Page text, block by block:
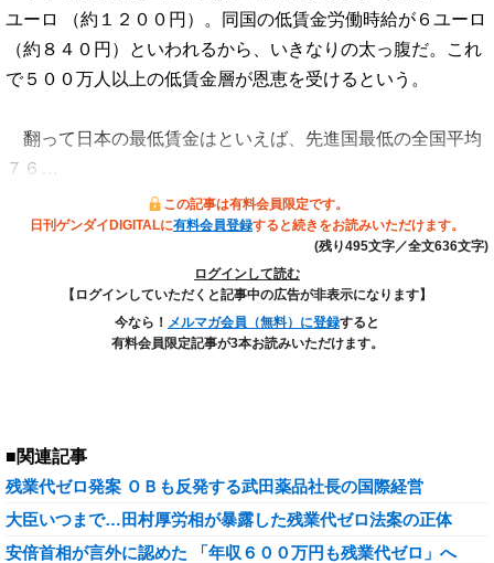
ユーロ （約１２００円）。同国の低賃金労働時給が６ユーロ
（約８４０円）といわれるから、いきなりの太っ腹だ。これ
で５００万人以上の低賃金層が恩恵を受けるという。
翻って日本の最低賃金はといえば、先進国最低の全国平均
７６…
この記事は有料会員限定です。
日刊ゲンダイDIGITALに有料会員登録すると続きをお読みいただけます。
(残り495文字／全文636文字)
ログインして読む
【ログインしていただくと記事中の広告が非表示になります】
今なら！ メルマガ会員（無料）に登録すると
有料会員限定記事が3本お読みいただけます。
■関連記事
残業代ゼロ発案 ＯＢも反発する武田薬品社長の国際経営
大臣いつまで…田村厚労相が暴露した残業代ゼロ法案の正体
安倍首相が言外に認めた 「年収６００万円も残業代ゼロ」へ